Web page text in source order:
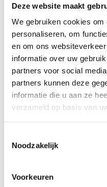
Deze website maakt
We gebruiken cookies
personaliseren, om
en om ons
informatie over uw
partners voor social
partners kunnen deze
informatie die u aan ze
verzameld op basis van
Noodzakelijk
Voorkeuren
Bekijk alle foto's
Wat vond je van